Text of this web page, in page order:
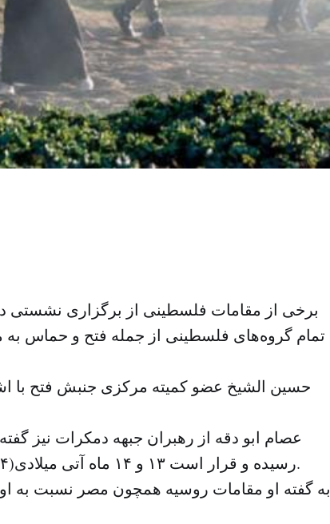
برخی از مقامات فلسطینی از برگزاری
تمام گروه‌های فلسطینی از جمله فتح و حماس
حسین الشیخ عضو کمیته مرکزی جنبش فتح با
عصام ابو دقه از رهبران جبهه دمکرات نیز
رسیده و قرار است ۱۳ و ۱۴ ماه آتی میلادی(۲۴ و ۲۵ بهمن) این نشست برگزار شود.
به گفته او مقامات روسیه همچون مصر نسبت به